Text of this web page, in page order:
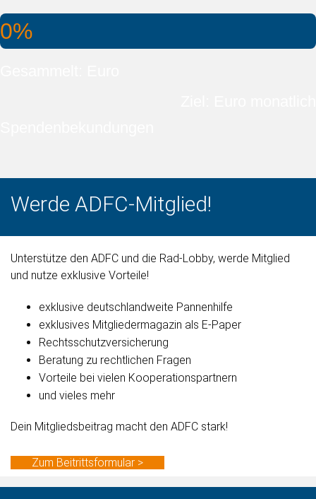
0%
Werde ADFC-Mitglied!
Unterstütze den ADFC und die Rad-Lobby, werde Mitglied
und nutze exklusive Vorteile!
exklusive deutschlandweite Pannenhilfe
exklusives Mitgliedermagazin als E-Paper
Rechtsschutzversicherung
Beratung zu rechtlichen Fragen
Vorteile bei vielen Kooperationspartnern
und vieles mehr
Dein Mitgliedsbeitrag macht den ADFC stark!
Zum Beitrittsformular >